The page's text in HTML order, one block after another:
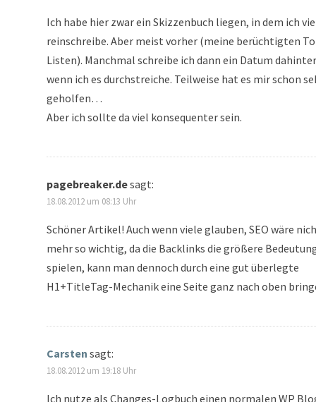
Ich habe hier zwar ein Skizzenbuch liegen, in dem ich
reinschreibe. Aber meist vorher (meine berüchtigten
Listen). Manchmal schreibe ich dann ein Datum
wenn ich es durchstreiche. Teilweise hat es mir schon
geholfen…
Aber ich sollte da viel konsequenter sein.
pagebreaker.desagt:
18.08.2012 um 08:13 Uhr
Schöner Artikel! Auch wenn viele glauben, SEO wäre
mehr so wichtig, da die Backlinks die größere
spielen, kann man dennoch durch eine gut überlegte
H1+TitleTag-Mechanik eine Seite ganz nach oben
Carsten sagt:
18.08.2012 um 19:18 Uhr
Ich nutze als Changes-Logbuch einen normalen WP